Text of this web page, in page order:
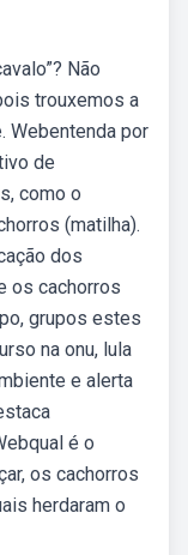
Não
trouxemos a
Webentenda por
de
como o
(matilha).
dos
os cachorros
grupos estes
na onu, lula
e alerta
é o
os cachorros
herdaram o